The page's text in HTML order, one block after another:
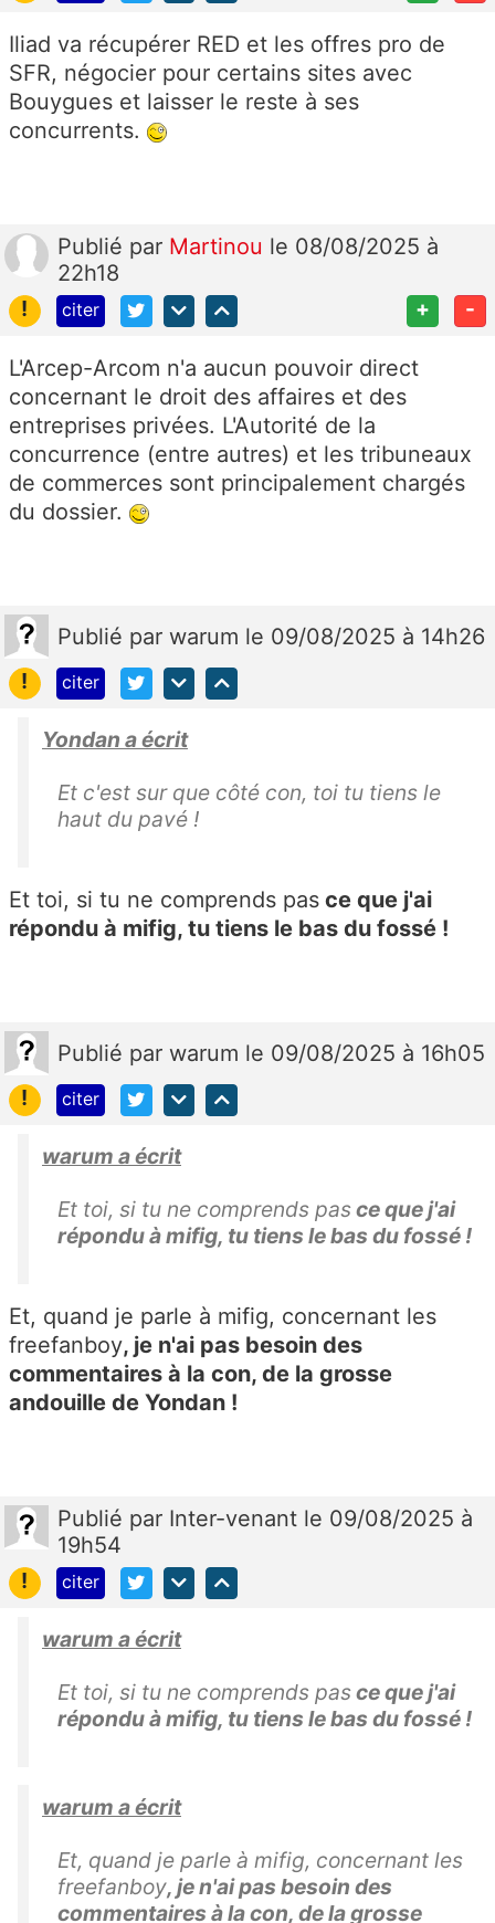
Iliad va récupérer RED et les offres pro de
SFR, négocier pour certains sites avec
Bouygues et laisser le reste à ses
concurrents.
Publié par Martinou le 08/08/2025 à
22h18
!
citer + -
L'Arcep-Arcom n'a aucun pouvoir direct
concernant le droit des affaires et des
entreprises privées. L'Autorité de la
concurrence (entre autres) et les tribuneaux
de commerces sont principalement chargés
du dossier.
Publié par warum le 09/08/2025 à 14h26
!
citer
Yondan a écrit
Et c'est sur que côté con, toi tu tiens le
haut du pavé !
Et toi, si tu ne comprends pas ce que j'ai
répondu à mifig, tu tiens le bas du fossé !
Publié par warum le 09/08/2025 à 16h05
!
citer
warum a écrit
Et toi, si tu ne comprends pasce que j'ai
répondu à mifig, tu tiens le bas du fossé !
Et, quand je parle à mifig, concernant les
freefanboy, je n'ai pas besoin des
commentaires à la con, de la grosse
andouille de Yondan !
Publié par Inter-venant le 09/08/2025 à
19h54
!
citer
warum a écrit
Et toi, si tu ne comprends pasce que j'ai
répondu à mifig, tu tiens le bas du fossé !
warum a écrit
Et, quand je parle à mifig, concernant les
freefanboy, je n'ai pas besoin des
commentaires à la con, de la grosse